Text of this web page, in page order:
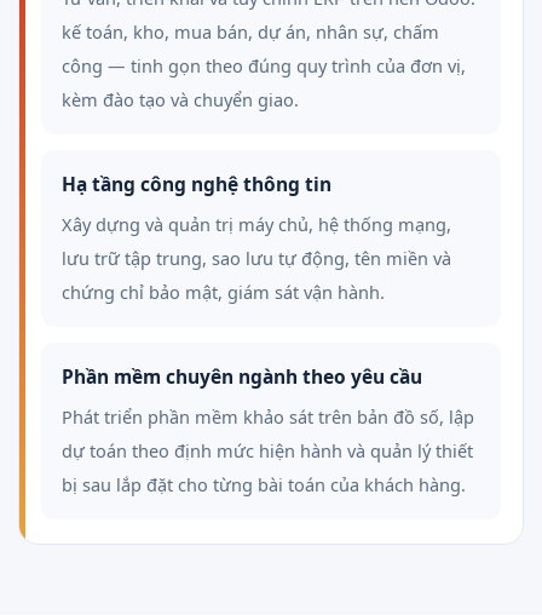
kế toán, kho, mua bán, dự án, nhân sự, chấm
công — tinh gọn theo đúng quy trình của đơn vị,
kèm đào tạo và chuyển giao.
Hạ tầng công nghệ thông tin
Xây dựng và quản trị máy chủ, hệ thống mạng,
lưu trữ tập trung, sao lưu tự động, tên miền và
chứng chỉ bảo mật, giám sát vận hành.
Phần mềm chuyên ngành theo yêu cầu
Phát triển phần mềm khảo sát trên bản đồ số, lập
dự toán theo định mức hiện hành và quản lý thiết
bị sau lắp đặt cho từng bài toán của khách hàng.